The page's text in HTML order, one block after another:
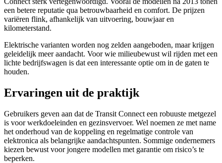
een betere reputatie qua betrouwbaarheid en comfort. De prijzen
variëren flink, afhankelijk van uitvoering, bouwjaar en
kilometerstand.
Elektrische varianten worden nog zelden aangeboden, maar krijgen
geleidelijk meer aandacht. Voor wie milieubewust wil rijden met een
lichte bedrijfswagen is dat een interessante optie om in de gaten te
houden.
Ervaringen uit de praktijk
Gebruikers geven aan dat de Transit Connect een robuuste metgezel
is voor werkdoeleinden en gezinsvervoer. Wel noemen ze met name
het onderhoud van de koppeling en regelmatige controle van
elektronica als belangrijke aandachtspunten. Sommige ondernemers
kiezen bewust voor jongere modellen met garantie om risico’s te
beperken.